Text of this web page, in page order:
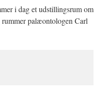
i dag et udstillingsrum om
palæontologen Carl